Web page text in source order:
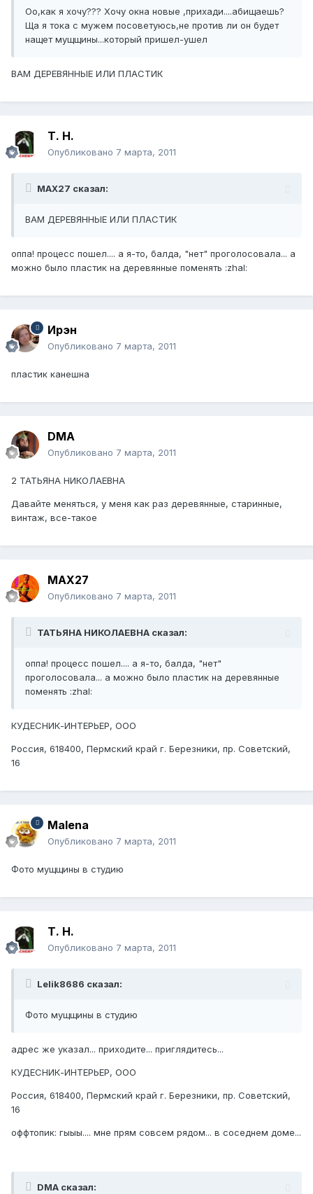
Оо,как я хочу??? Хочу окна новые ,прихади....абищаешь?
Ща я тока с мужем посоветуюсь,не против ли он будет
нащет мущщины...который пришел-ушел
ВАМ ДЕРЕВЯННЫЕ ИЛИ ПЛАСТИК
Т. Н.
Опубликовано 7 марта, 2011
MAX27 сказал:
ВАМ ДЕРЕВЯННЫЕ ИЛИ ПЛАСТИК
оппа! процесс пошел.... а я-то, балда, "нет" проголосовала... а
можно было пластик на деревянные поменять :zhal:
Ирэн
Опубликовано 7 марта, 2011
пластик канешна
DMA
Опубликовано 7 марта, 2011
2 ТАТЬЯНА НИКОЛАЕВНА
Давайте меняться, у меня как раз деревянные, старинные,
винтаж, все-такое
MAX27
Опубликовано 7 марта, 2011
ТАТЬЯНА НИКОЛАЕВНА сказал:
оппа! процесс пошел.... а я-то, балда, "нет"
проголосовала... а можно было пластик на деревянные
поменять :zhal:
КУДЕСНИК-ИНТЕРЬЕР, ООО
Россия, 618400, Пермский край г. Березники, пр. Советский,
16
Мalena
Опубликовано 7 марта, 2011
Фото мущщины в студию
Т. Н.
Опубликовано 7 марта, 2011
Lelik8686 сказал:
Фото мущщины в студию
адрес же указал... приходите... приглядитесь...
КУДЕСНИК-ИНТЕРЬЕР, ООО
Россия, 618400, Пермский край г. Березники, пр. Советский,
16
оффтопик: гыыы.... мне прям совсем рядом... в соседнем доме...
DMA сказал: